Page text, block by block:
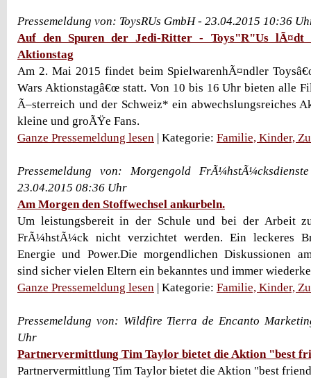
Pressemeldung von: ToysRUs GmbH - 23.04.2015 10:36
Auf den Spuren der Jedi-Ritter - Toys"R"Us lÃ¤dt
Aktionstag
Am 2. Mai 2015 findet beim SpielwarenhÃ¤ndler
Wars Aktionstagâ€œ statt. Von 10 bis 16 Uhr bieten alle
Ã–sterreich und der Schweiz* ein abwechslungsreiches
kleine und groÃŸe Fans.
Ganze Pressemeldung lesen | Kategorie: Familie, Kinder,
Pressemeldung von: Morgengold
23.04.2015 08:36 Uhr
Am Morgen den Stoffwechsel ankurbeln.
Um leistungsbereit in der Schule und bei der Arbeit
FrÃ¼hstÃ¼ck nicht verzichtet werden. Ein leckeres
Energie und Power.Die morgendlichen Diskussionen
sind sicher vielen Eltern ein bekanntes und immer
Ganze Pressemeldung lesen | Kategorie: Familie, Kinder,
Pressemeldung von: Wildfire Tierra de Encanto
Uhr
Partnervermittlung Tim Taylor bietet die Aktion "best
Partnervermittlung Tim Taylor bietet die Aktion "best